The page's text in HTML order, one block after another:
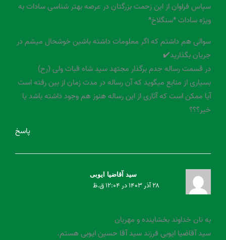
سپاس فراوان از این زحمت بزرگتان در عرصه بهتر شناسی سادات به
ویژه سادات *سنگلاخ*
سوالی هم داشتم که اگر معلومات داشته باشین خوشحال میشم در
جریان بگذارید✔️
در قسمت رساله جدم برگذار مجتهد سید شاه قبات ولی (رح)
بسیاری از منابع میگوید که آن رساله در مدت زمان از بین رفته است
آیا ممکن است که آثاری از این رساله هنوز هم وجود داشته باشد یا
خیر؟؟؟
پاسخ
سید آقاضیا ایوبی
۲۸ آذر ۱۴۰۳ در ۱۲:۰۴ ق.ظ
به نان خداوند بخشاینده و مهربان
سید آقاضیا ایوبی فرزند سید آقا حسین ایوبی هستم.